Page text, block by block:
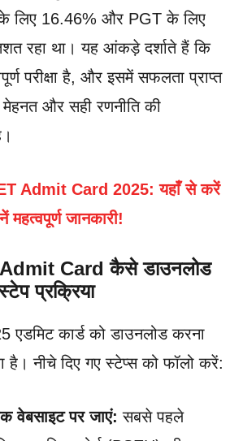
लिए 16.46% और PGT के लिए
रहा था। यह आंकड़े दर्शाते हैं कि
परीक्षा है, और इसमें सफलता प्राप्त
और सही रणनीति की
Admit Card 2025: यहाँ से करें
जानकारी!
Card कैसे डाउनलोड
प्रक्रिया
कार्ड को डाउनलोड करना
है। नीचे दिए गए स्टेप्स को फॉलो करें:
वेबसाइट पर जाएं: सबसे पहले